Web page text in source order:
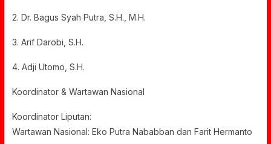
2. Dr. Bagus Syah Putra, S.H., M.H.
3. Arif Darobi, S.H.
4. Adji Utomo, S.H.
Koordinator & Wartawan Nasional
Koordinator Liputan:
Wartawan Nasional: Eko Putra Nababban dan Farit Hermanto